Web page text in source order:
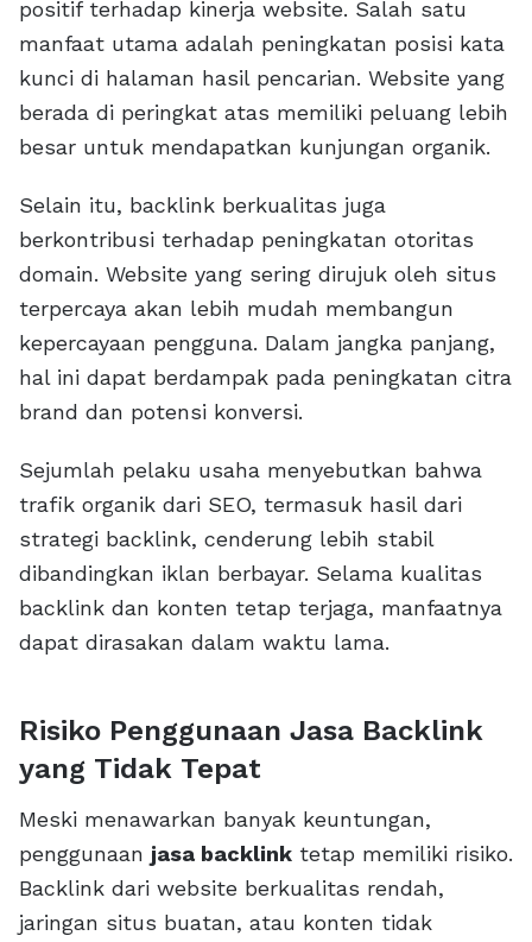
positif terhadap kinerja website. Salah satu
manfaat utama adalah peningkatan posisi kata
kunci di halaman hasil pencarian. Website yang
berada di peringkat atas memiliki peluang lebih
besar untuk mendapatkan kunjungan organik.
Selain itu, backlink berkualitas juga
berkontribusi terhadap peningkatan otoritas
domain. Website yang sering dirujuk oleh situs
terpercaya akan lebih mudah membangun
kepercayaan pengguna. Dalam jangka panjang,
hal ini dapat berdampak pada peningkatan citra
brand dan potensi konversi.
Sejumlah pelaku usaha menyebutkan bahwa
trafik organik dari SEO, termasuk hasil dari
strategi backlink, cenderung lebih stabil
dibandingkan iklan berbayar. Selama kualitas
backlink dan konten tetap terjaga, manfaatnya
dapat dirasakan dalam waktu lama.
Risiko Penggunaan Jasa Backlink
yang Tidak Tepat
Meski menawarkan banyak keuntungan,
penggunaan jasa backlink tetap memiliki risiko.
Backlink dari website berkualitas rendah,
jaringan situs buatan, atau konten tidak